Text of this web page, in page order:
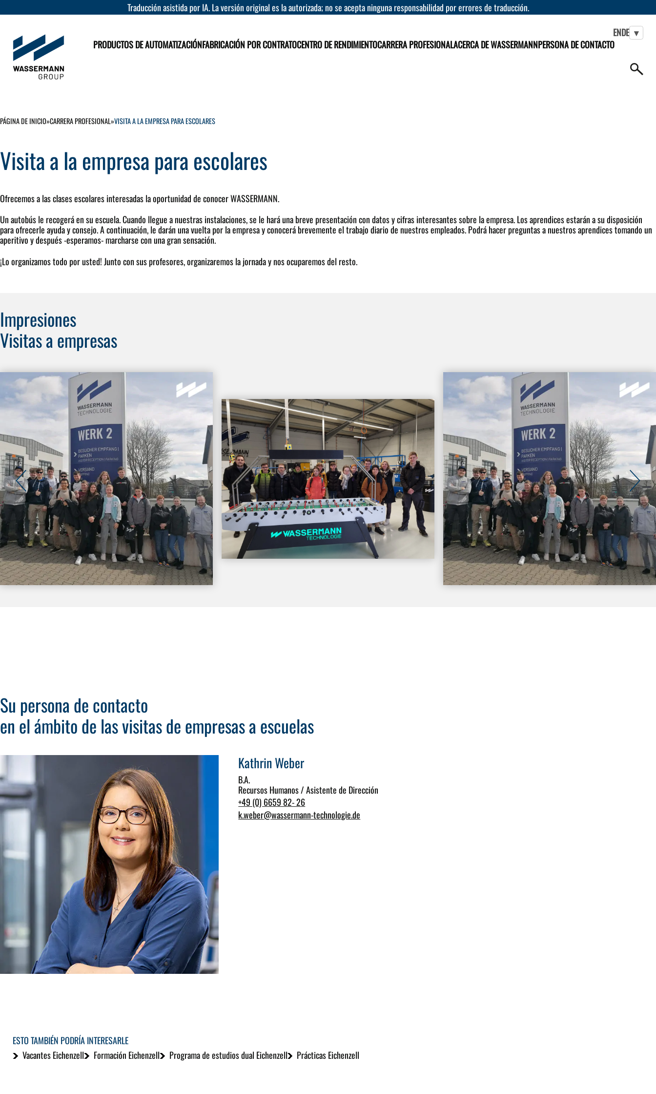
Traducción asistida por IA. La versión original es la autorizada; no se acepta ninguna responsabilidad por errores de traducción.
ENDE ▾
PRODUCTOS DE AUTOMATIZACIÓNFABRICACIÓN POR CONTRATOCENTRO DE RENDIMIENTOCARRERA PROFESIONALACERCA DE WASSERMANNPERSONA DE CONTACTO
PÁGINA DE INICIO»CARRERA PROFESIONAL»VISITA A LA EMPRESA PARA ESCOLARES
Visita a la empresa para escolares
Ofrecemos a las clases escolares interesadas la oportunidad de conocer WASSERMANN.
Un autobús le recogerá en su escuela. Cuando llegue a nuestras instalaciones, se le hará una breve presentación con datos y cifras interesantes sobre la empresa. Los aprendices estarán a su disposición
para ofrecerle ayuda y consejo. A continuación, le darán una vuelta por la empresa y conocerá brevemente el trabajo diario de nuestros empleados. Podrá hacer preguntas a nuestros aprendices tomando un
aperitivo y después -esperamos- marcharse con una gran sensación.
¡Lo organizamos todo por usted! Junto con sus profesores, organizaremos la jornada y nos ocuparemos del resto.
Impresiones
Visitas a empresas
Su persona de contacto
en el ámbito de las visitas de empresas a escuelas
Kathrin Weber
B.A.
Recursos Humanos / Asistente de Dirección
+49 (0) 6659 82- 26
k.weber@wassermann-technologie.de
ESTO TAMBIÉN PODRÍA INTERESARLE
Vacantes Eichenzell
Formación Eichenzell Programa de estudios dual Eichenzell Prácticas Eichenzell